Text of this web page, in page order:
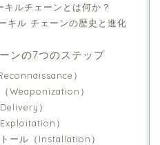
キルチェーンとは何か？
キル チェーンの歴史と進化
ンの7つのステップ
）
Weaponization）
）
）
ール（Installation）